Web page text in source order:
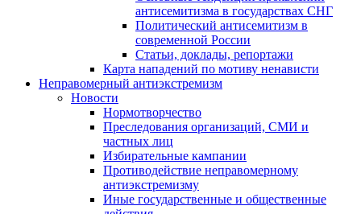
антисемитизма в государствах СНГ
Политический антисемитизм в
современной России
Статьи, доклады, репортажи
Карта нападений по мотиву ненависти
Неправомерный антиэкстремизм
Новости
Нормотворчество
Преследования организаций, СМИ и
частных лиц
Избирательные кампании
Противодействие неправомерному
антиэкстремизму
Иные государственные и общественные